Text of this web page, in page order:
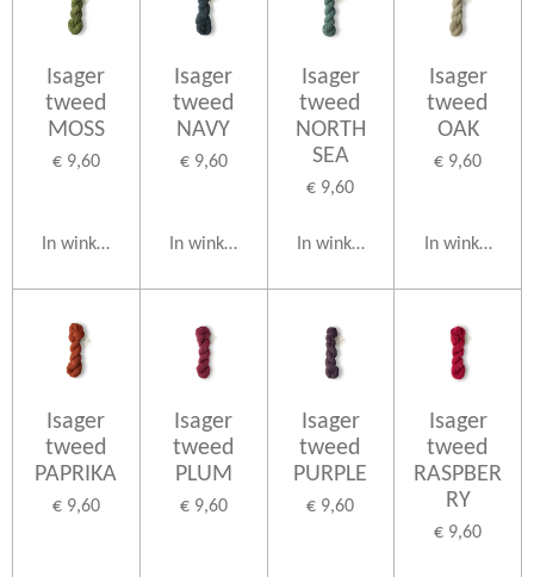
Isager
tweed
MOSS
€ 9,60
In winkelwagen
Isager
tweed
NAVY
€ 9,60
In winkelwagen
Isager
tweed
NORTH
SEA
€ 9,60
In winkelwagen
Isager
tweed
OAK
€ 9,60
In
Isager
tweed
PAPRIKA
€ 9,60
Isager
tweed
PLUM
€ 9,60
Isager
tweed
PURPLE
€ 9,60
Isager
tweed
RASPBER
RY
€ 9,60